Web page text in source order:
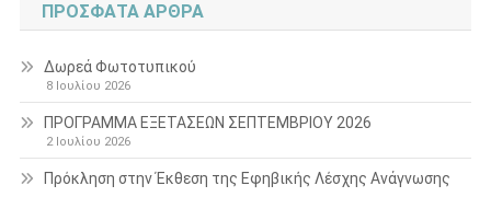
ΠΡΌΣΦΑΤΑ ΆΡΘΡΑ
Δωρεά Φωτοτυπικού
8 Ιουλίου 2026
ΠΡΟΓΡΑΜΜΑ ΕΞΕΤΑΣΕΩΝ ΣΕΠΤΕΜΒΡΙΟΥ 2026
2 Ιουλίου 2026
Πρόκληση στην Έκθεση της Εφηβικής Λέσχης Ανάγνωσης